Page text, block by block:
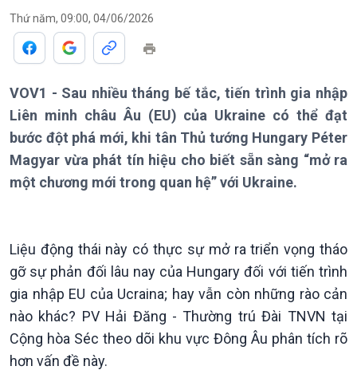
Theo dòng Thời sự
Chính trị
Quốc hội với cử tri
Xây dựng đảng
Đảng trong cuộc sống
Nhận diện sự thật
Pháp luật và đời sống
Thế giới
Hồ sơ sự kiện quốc tế
Thế giới & Việt Nam
Biên cương - Một dải vững
bền
Thứ năm, 09:00, 04/06/2026
VOV1 - Sau nhiều tháng bế tắc, tiến trình gia nhập
Liên minh châu Âu (EU) của Ukraine có thể đạt
bước đột phá mới, khi tân Thủ tướng Hungary Péter
Magyar vừa phát tín hiệu cho biết sẵn sàng “mở ra
một chương mới trong quan hệ” với Ukraine.
Liệu động thái này có thực sự mở ra triển vọng tháo
gỡ sự phản đối lâu nay của Hungary đối với tiến trình
gia nhập EU của Ucraina; hay vẫn còn những rào cản
nào khác? PV Hải Đăng - Thường trú Đài TNVN tại
Cộng hòa Séc theo dõi khu vực Đông Âu phân tích rõ
hơn vấn đề này.